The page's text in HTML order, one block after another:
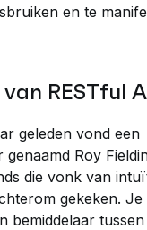
en te
RESTful
geleden vond een
Roy
die vonk van
gekeken.
bemiddelaar tussen